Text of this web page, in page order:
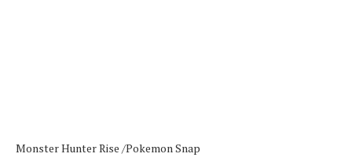
Monster Hunter Rise /Pokemon Snap